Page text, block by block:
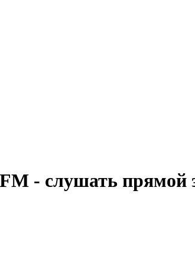
- слушать прямой